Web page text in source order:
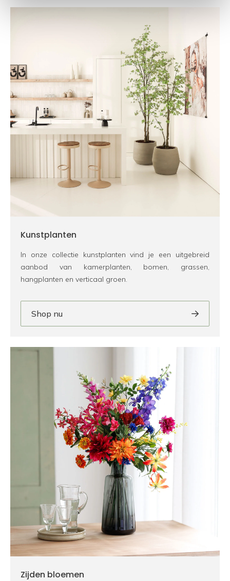
Kunstplanten
In onze collectie kunstplanten vind je een uitgebreid
aanbod van kamerplanten, bomen, grassen,
hangplanten en verticaal groen.
Shop nu
Zijden bloemen